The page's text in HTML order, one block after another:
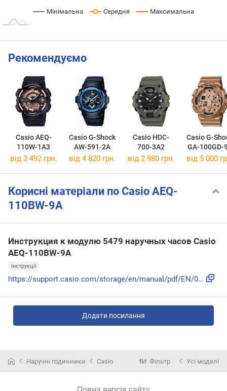
Мінімальна Середня Максимальна
Рекомендуємо
Casio AEQ-
110W-1A3
Casio G-Shock
AW-591-2A
Casio HDC-
700-3A2
Casio G-
GA-100GD-
від 3 492 грн. від 4 820 грн. від 2 980 грн. від 5 000
Корисні матеріали по Casio AEQ-
110BW-9A
Инструкция к модулю 5479 наручных часов Casio
AEQ-110BW-9A
інструкції
https://support.casio.com/storage/en/manual/pdf/EN/009/qw54...
Додати посилання
Наручні годинники Casio Фільтр Усі моделі